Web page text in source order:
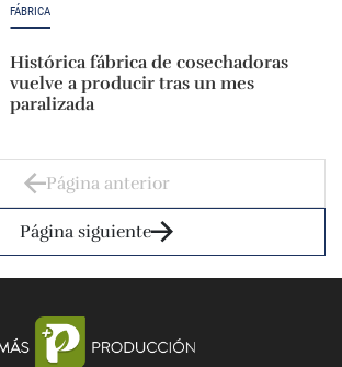
FÁBRICA
Histórica fábrica de cosechadoras
vuelve a producir tras un mes
paralizada
Página anterior
Página siguiente